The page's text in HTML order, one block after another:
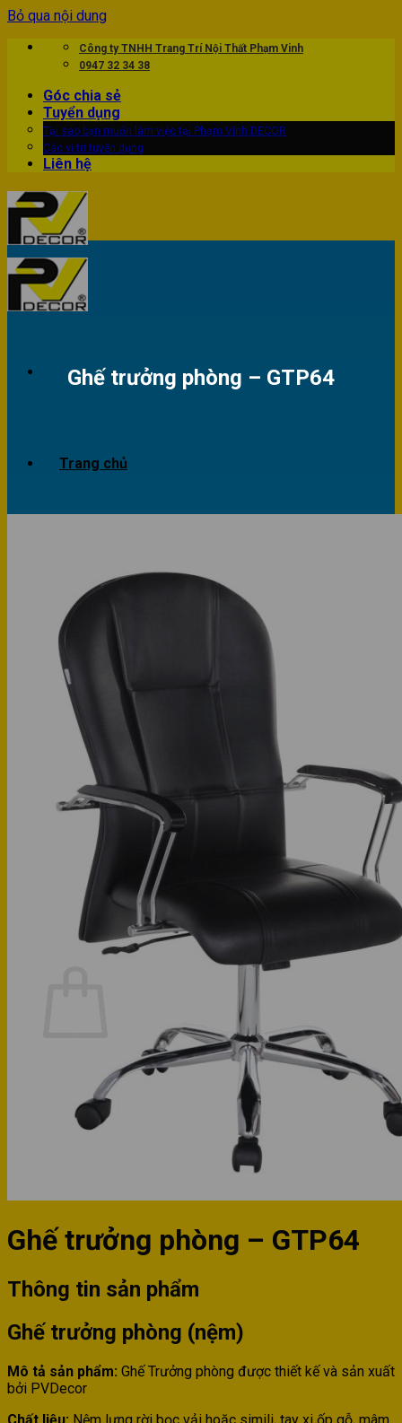
Bỏ qua nội dung
Công ty TNHH Trang Trí Nội Thất Phạm Vinh
0947 32 34 38
Góc chia sẻ
Tuyển dụng
Tại sao bạn muốn làm việc tại Phạm Vinh DECOR
Các vị trí tuyển dụng
Liên hệ
Trang chủ
Dự án
Công trình văn phòng
Công trình nhà ở
Sản phẩm
Văn phòng
Phòng khách
Phòng bếp
Phòng ngủ
Hotline: 0947 323438
Tìm kiếm:
Chưa có sản phẩm trong giỏ hàng.
Quay trở lại cửa hàng
Ghế trưởng phòng – GTP64
Ghế trưởng phòng – GTP64
Thông tin sản phẩm
Ghế trưởng phòng (nệm)
Mô tả sản phẩm: Ghế Trưởng phòng được thiết kế và sản xuất
bởi PVDecor
Chất liệu: Nệm lưng rời bọc vải hoặc simili, tay xi ốp gỗ, mâm